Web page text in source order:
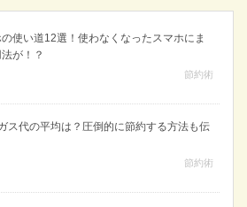
使い道12選！使わなくなったスマホにま
が！？
節約術
ス代の平均は？圧倒的に節約する方法も伝
節約術